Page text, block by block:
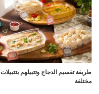
طريقة تقسيم الدجاج وتتبيلهم بتتبيلات
مختلفة